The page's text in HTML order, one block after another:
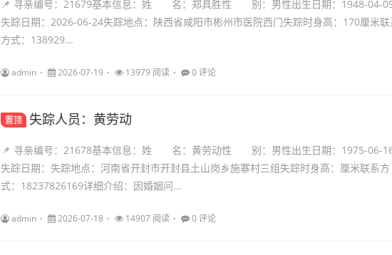
📌 寻亲编号：21679基本信息：姓 名：郑具胜性 别：男性出生日期：1948-04-
失踪日期：2026-06-24失踪地点：陕西省咸阳市彬州市医院西门失踪时身高：170厘米联
方式：138929...
admin 2026-07-19 13979 阅读 0 评论
置顶 失踪人员：黄劳动
📌 寻亲编号：21678基本信息：姓 名：黄劳动性 别：男性出生日期：1975-06-
失踪日期：失踪地点：河南省开封市开封县土山岗乡施寨村三组失踪时身高：厘米联系方
式：18237826169详细介绍：因婚姻问...
admin 2026-07-18 14907 阅读 0 评论